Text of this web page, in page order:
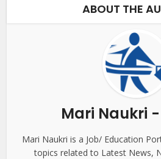
ABOUT THE
Mari Naukri
Mari Naukri is a Job/ Education
topics related to Latest News,